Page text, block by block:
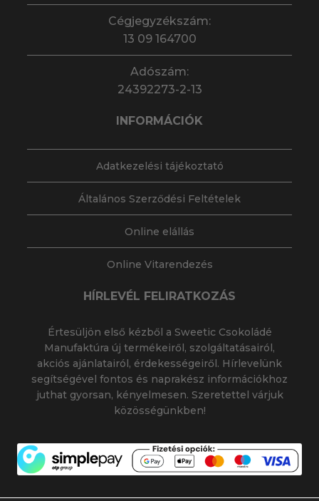
Cégjegyzékszám:
13 09 164700
Adószám:
24392273-2-13
INFORMÁCIÓK
Adatkezelési tájékoztató
Általános Szerződési Feltételek
Online elállás
Online Vitarendezés
HÍRLEVÉL FELIRATKOZÁS
Értesüljön első kézből a Sweetic Csokoládé
Manufaktúra új termékeiről, szolgáltatásairól,
akciós ajánlatairól, érdekességeiről. Hírlevelünk
segítségével fontos és naprakész információkhoz
juthat gyorsan, kényelmesen. Szeretettel várjuk
közösségünkben!